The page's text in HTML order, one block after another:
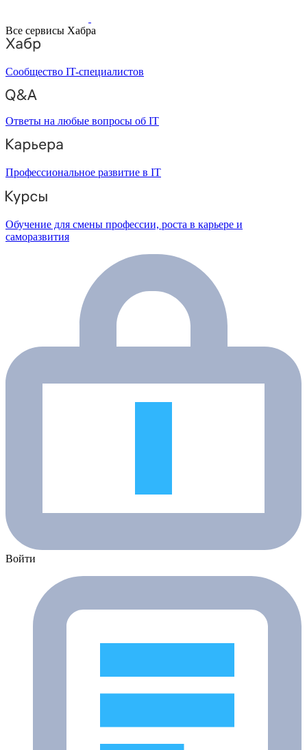
Все сервисы Хабра
Сообщество IT-специалистов
Ответы на любые вопросы об IT
Профессиональное развитие в IT
Обучение для смены профессии, роста в карьере и
саморазвития
Войти